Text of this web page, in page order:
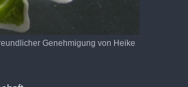
Genehmigung von Heike